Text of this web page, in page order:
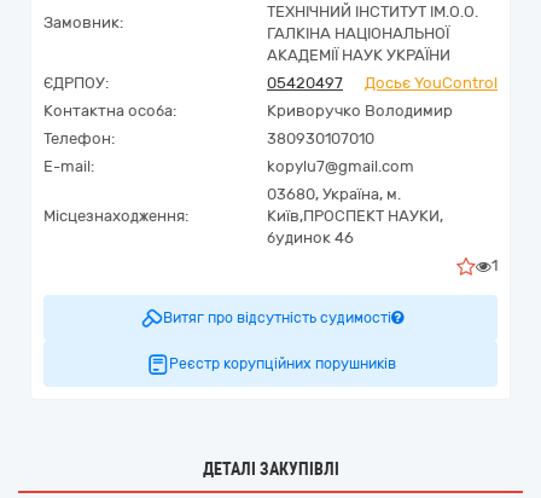
Замовник:
ТЕХНІЧНИЙ ІНСТИТУТ ІМ.О.О.
ГАЛКІНА НАЦІОНАЛЬНОЇ
АКАДЕМІЇ НАУК УКРАЇНИ
ЄДРПОУ:
05420497
Досьє YouControl
Контактна особа:
Криворучко Володимир
Телефон:
380930107010
E-mail:
kopylu7@gmail.com
Місцезнаходження:
03680, Україна, м.
Київ,ПРОСПЕКТ НАУКИ,
будинок 46
1
Витяг про відсутність судимості
Реєстр корупційних порушників
ДЕТАЛІ ЗАКУПІВЛІ